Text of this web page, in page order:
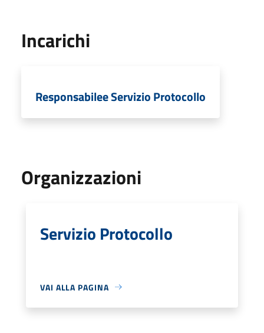
Incarichi
Responsabilee Servizio Protocollo
Organizzazioni
Servizio Protocollo
VAI ALLA PAGINA